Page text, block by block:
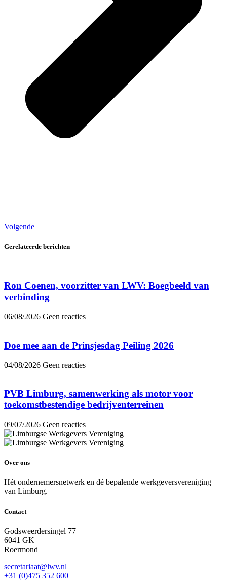
Volgende
Gerelateerde berichten
Ron Coenen, voorzitter van LWV: Boegbeeld van
verbinding
06/08/2026 Geen reacties
Doe mee aan de Prinsjesdag Peiling 2026
04/08/2026 Geen reacties
PVB Limburg, samenwerking als motor voor
toekomstbestendige bedrijventerreinen
09/07/2026 Geen reacties
Over ons
Hét ondernemersnetwerk en dé bepalende werkgeversvereniging
van Limburg.
Contact
Godsweerdersingel 77
6041 GK
Roermond
secretariaat@lwv.nl
+31 (0)475 352 600